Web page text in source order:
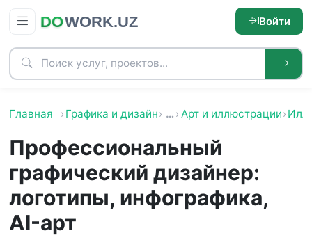
Войти
Главная Графика и дизайн … Арт и иллюстрации
Профессиональный
графический дизайнер:
логотипы, инфографика,
AI-арт